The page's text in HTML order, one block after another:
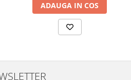
ADAUGA IN COS